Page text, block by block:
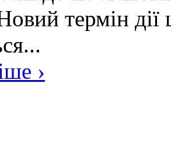
термін дії
›